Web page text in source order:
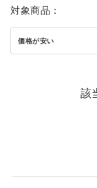
対象商品：
価格が安い
該